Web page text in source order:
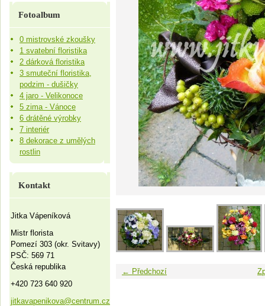
← Předchozí
Fotoalbum
0 mistrovské zkoušky
1 svatební floristika
2 dárková floristika
3 smuteční floristika,
podzim - dušičky
4 jaro - Velikonoce
5 zima - Vánoce
6 drátěné výrobky
7 interiér
8 dekorace z umělých
rostlin
Kontakt
Jitka Vápeníková
Mistr florista
Pomezí 303 (okr. Svitavy)
PSČ: 569 71
Česká republika
+420 723 640 920
jitkavapenikova@centrum.cz